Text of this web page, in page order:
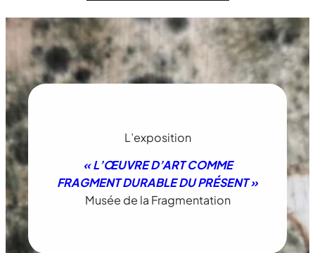
L’exposition
« L’ŒUVRE D’ART COMME
FRAGMENT DURABLE DU PRÉSENT »
Musée de la Fragmentation